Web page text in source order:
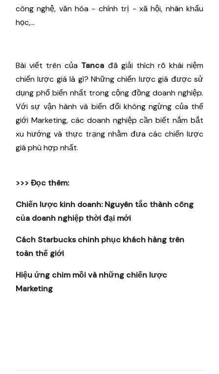
công nghệ, văn hóa - chính trị - xã hội, nhân khẩu
học,...
Bài viết trên của Tanca đã giải thích rõ khái niệm
chiến lược giá là gì? Những chiến lược giá được sử
dụng phổ biến nhất trong cộng đồng doanh nghiệp.
Với sự vận hành và biến đổi không ngừng của thế
giới Marketing, các doanh nghiệp cần biết nắm bắt
xu hướng và thực trạng nhằm đưa các chiến lược
giá phù hợp nhất.
>>> Đọc thêm:
Chiến lược kinh doanh: Nguyên tắc thành công
của doanh nghiệp thời đại mới
Cách Starbucks chinh phục khách hàng trên
toàn thế giới
Hiệu ứng chim mồi và những chiến lược
Marketing